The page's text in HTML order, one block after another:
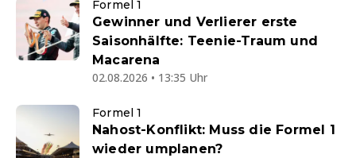
Formel 1
Gewinner und Verlierer erste
Saisonhälfte: Teenie-Traum und
Macarena
02.08.2026 • 13:35 Uhr
Formel 1
Nahost-Konflikt: Muss die Formel 1
wieder umplanen?